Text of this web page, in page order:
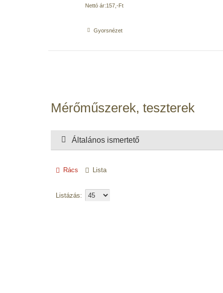
Mérőműszerek, teszterek
Általános ismertető
Rács Lista
Listázás: